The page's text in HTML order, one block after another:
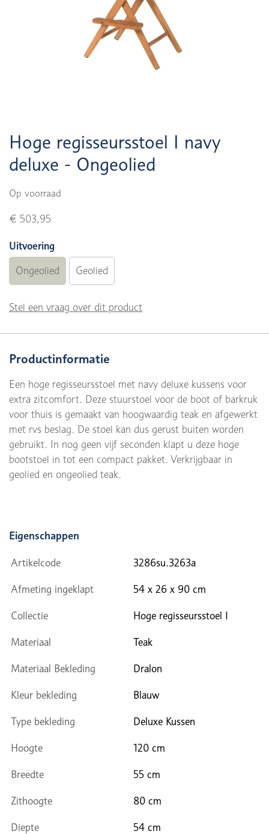
Hoge regisseursstoel I navy
deluxe - Ongeolied
Op voorraad
€ 503,95
Uitvoering
Ongeolied Geolied
Stel een vraag over dit product
Productinformatie
Een hoge regisseursstoel met navy deluxe kussens voor
extra zitcomfort. Deze stuurstoel voor de boot of barkruk
voor thuis is gemaakt van hoogwaardig teak en afgewerkt
met rvs beslag. De stoel kan dus gerust buiten worden
gebruikt. In nog geen vijf seconden klapt u deze hoge
bootstoel in tot een compact pakket. Verkrijgbaar in
geolied en ongeolied teak.
Eigenschappen
Artikelcode 3286su.3263a
Afmeting ingeklapt 54 x 26 x 90 cm
Collectie Hoge regisseursstoel I
Materiaal Teak
Materiaal Bekleding Dralon
Kleur bekleding Blauw
Type bekleding Deluxe Kussen
Hoogte 120 cm
Breedte 55 cm
Zithoogte 80 cm
Diepte 54 cm